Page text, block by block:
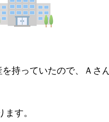
持っていたので、Ａさ
す。